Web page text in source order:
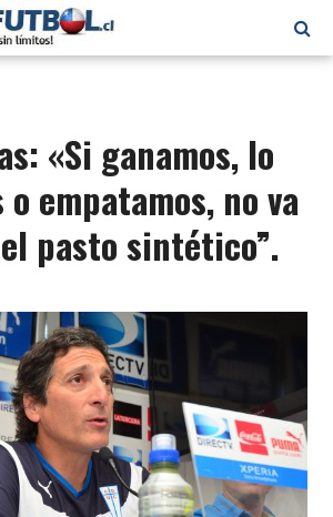
«Si ganamos, lo
empatamos, no va
pasto sintético”.